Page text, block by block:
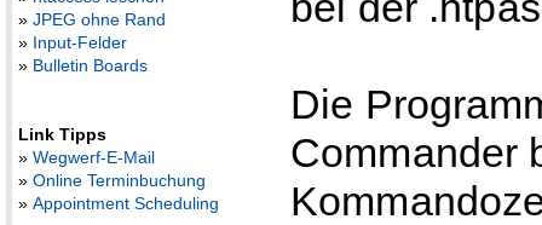
Die
Commander
» JPEG ohne Rand
» Input-Felder
» Bulletin Boards
Link Tipps
» Wegwerf-E-Mail
» Online Terminbuchung
» Appointment Scheduling